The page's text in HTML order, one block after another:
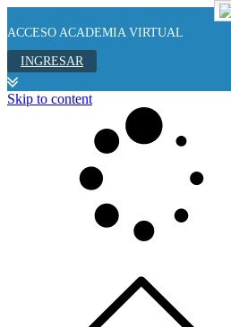
ACCESO ACADEMIA VIRTUAL
INGRESAR
Skip to content